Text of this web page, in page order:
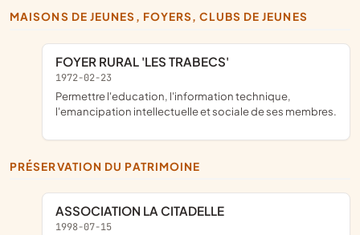
MAISONS DE JEUNES, FOYERS, CLUBS DE JEUNES
FOYER RURAL 'LES TRABECS'
1972-02-23
permettre l'education, l'information technique,
l'emancipation intellectuelle et sociale de ses membres.
PRÉSERVATION DU PATRIMOINE
ASSOCIATION LA CITADELLE
1998-07-15